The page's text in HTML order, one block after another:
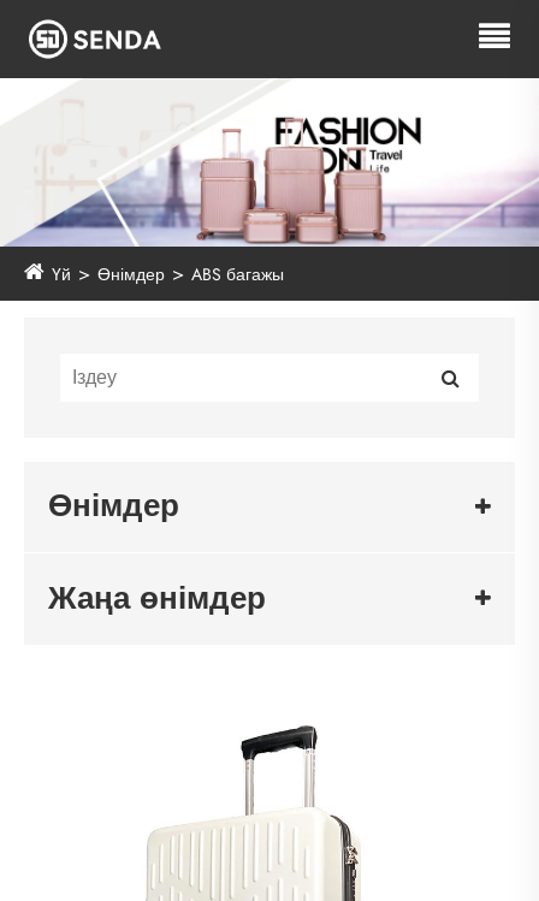
Үй Өнімдер ABS багажы
Өнімдер
Жаңа өнімдер